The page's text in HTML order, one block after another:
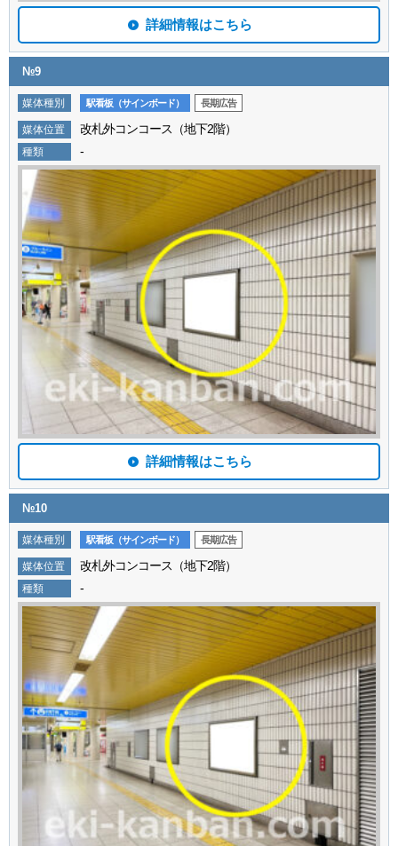
詳細情報はこちら
№9
媒体種別 駅看板（サインボード） 長期広告
媒体位置 改札外コンコース（地下2階）
種類 -
詳細情報はこちら
№10
媒体種別 駅看板（サインボード） 長期広告
媒体位置 改札外コンコース（地下2階）
種類 -